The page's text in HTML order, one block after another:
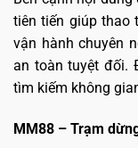
tiên tiến giúp thao
vận hành chuyên
an toàn tuyệt đối.
tìm kiếm không
MM88 – Trạm